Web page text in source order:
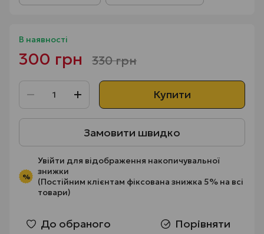
В наявності
300 грн 330 грн
Купити
Замовити швидко
%
Увійти для відображення накопичувальної
знижки
(Постійним клієнтам фіксована знижка 5% на всі
товари)
До обраного Порівняти